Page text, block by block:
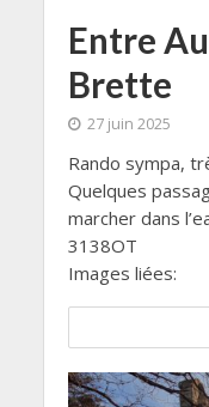
Entre
Brette
27 juin 2025
Rando sympa,
Quelques
marcher dans
3138OT
Images liées: